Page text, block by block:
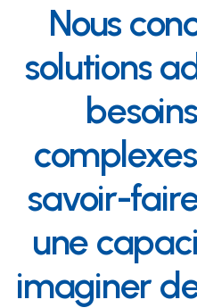
Nous
solutions
besoins
complexes
savoir-
une
imaginer